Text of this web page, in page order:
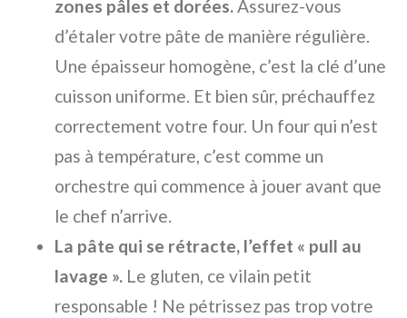
zones pâles et dorées.Assurez-vous
d’étaler votre pâte de manière régulière.
Une épaisseur homogène, c’est la clé d’une
cuisson uniforme. Et bien sûr, préchauffez
correctement votre four. Un four qui n’est
pas à température, c’est comme un
orchestre qui commence à jouer avant que
le chef n’arrive.
La pâte qui se rétracte, l’effet « pull au
lavage ». Le gluten, ce vilain petit
responsable ! Ne pétrissez pas trop votre